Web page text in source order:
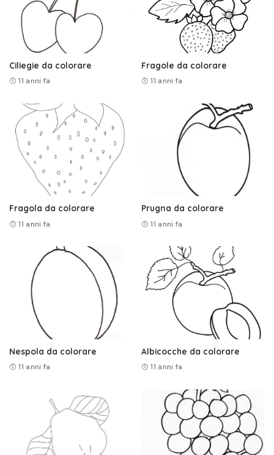
Ciliegie da colorare
11 anni fa
Fragole da colorare
11 anni fa
Fragola da colorare
11 anni fa
Prugna da colorare
11 anni fa
Nespola da colorare
11 anni fa
Albicocche da colorare
11 anni fa